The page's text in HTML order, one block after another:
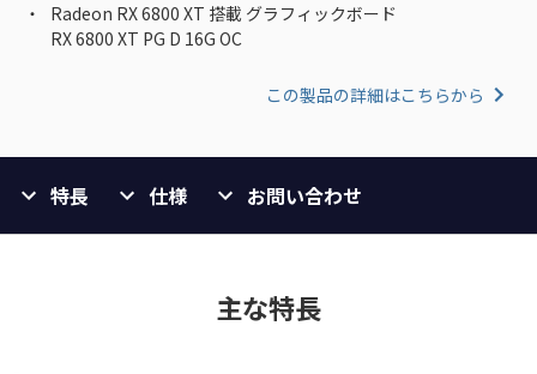
Radeon RX 6800 XT 搭載 グラフィックボード
RX 6800 XT PG D 16G OC
この製品の詳細はこちらから
特長 仕様 お問い合わせ
主な特長